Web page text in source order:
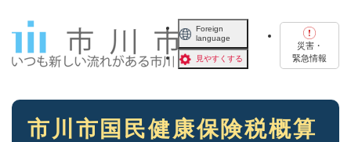
Foreign
language
見やすくする
災害・
緊急情報
本
市川市国民健康保険税概算